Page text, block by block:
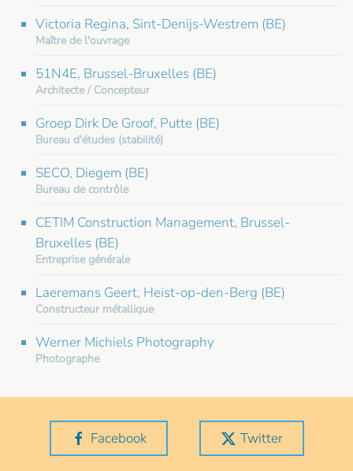
Victoria Regina, Sint-Denijs-Westrem (BE)
Maître de l'ouvrage
51N4E, Brussel-Bruxelles (BE)
Architecte / Concepteur
Groep Dirk De Groof, Putte (BE)
Bureau d'études (stabilité)
SECO, Diegem (BE)
Bureau de contrôle
CETIM Construction Management, Brussel-
Bruxelles (BE)
Entreprise générale
Laeremans Geert, Heist-op-den-Berg (BE)
Constructeur métallique
Werner Michiels Photography
Photographe
Facebook Twitter